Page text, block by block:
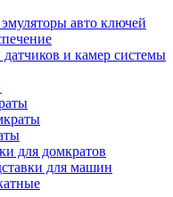
авто ключей
и камер системы
для домкратов
для машин